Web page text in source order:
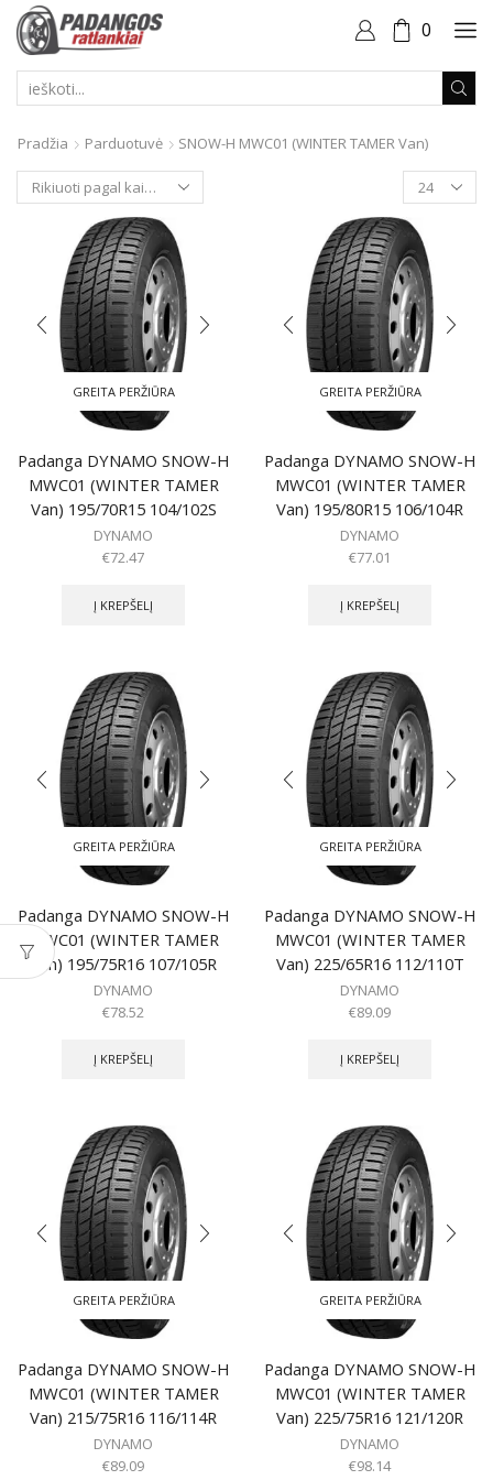
0
Pradžia Parduotuvė
SNOW-H MWC01 (WINTER TAMER Van)
Produktai
puslapyje
GREITA PERŽIŪRA
Padanga DYNAMO SNOW-H
MWC01 (WINTER TAMER
Van) 195/70R15 104/102S
DYNAMO
€72.47
Į KREPŠELĮ
GREITA PERŽIŪRA
Padanga DYNAMO SNOW-H
MWC01 (WINTER TAMER
Van) 195/80R15 106/104R
DYNAMO
€77.01
Į KREPŠELĮ
GREITA PERŽIŪRA
Padanga DYNAMO SNOW-H
MWC01 (WINTER TAMER
Van) 195/75R16 107/105R
DYNAMO
€78.52
Į KREPŠELĮ
GREITA PERŽIŪRA
Padanga DYNAMO SNOW-H
MWC01 (WINTER TAMER
Van) 225/65R16 112/110T
DYNAMO
€89.09
Į KREPŠELĮ
GREITA PERŽIŪRA
Padanga DYNAMO SNOW-H
MWC01 (WINTER TAMER
Van) 215/75R16 116/114R
DYNAMO
€89.09
GREITA PERŽIŪRA
Padanga DYNAMO SNOW-H
MWC01 (WINTER TAMER
Van) 225/75R16 121/120R
DYNAMO
€98.14